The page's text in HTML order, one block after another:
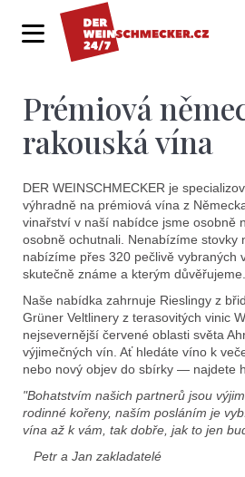
Prémiová
rakouská vína
DER WEINSCHMECKER je
výhradně na prémiová vína z
vinařství v naší nabídce jsme osobně
osobně ochutnali. Nenabízíme
nabízíme přes 320 pečlivě vybraných
skutečně známe a kterým důvěřujeme.
Naše nabídka zahrnuje Rieslingy z
Grüner Veltlinery z terasovitých vinic
nejsevernější červené oblasti světa
výjimečných vín. Ať hledáte víno k
nebo nový objev do sbírky — najdete
"Bohatstvím našich partnerů jsou
rodinné kořeny, naším posláním je
vína až k vám, tak dobře, jak to jen
Petr a Jan zakladatelé
Zpět
Zpět
C
o
o
t
ř
e
b
u
j
e
t